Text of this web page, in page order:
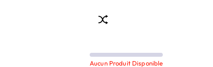
Aucun Produit Disponible